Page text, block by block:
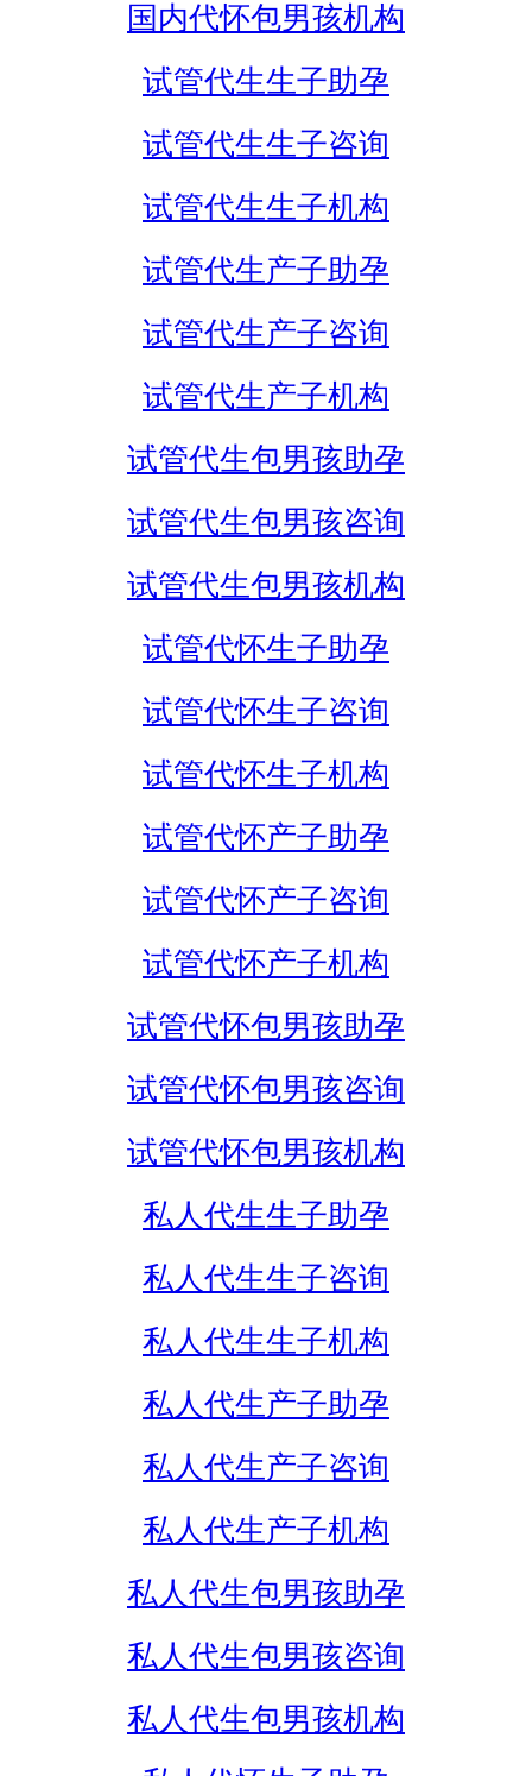
国内代怀包男孩机构
试管代生生子助孕
试管代生生子咨询
试管代生生子机构
试管代生产子助孕
试管代生产子咨询
试管代生产子机构
试管代生包男孩助孕
试管代生包男孩咨询
试管代生包男孩机构
试管代怀生子助孕
试管代怀生子咨询
试管代怀生子机构
试管代怀产子助孕
试管代怀产子咨询
试管代怀产子机构
试管代怀包男孩助孕
试管代怀包男孩咨询
试管代怀包男孩机构
私人代生生子助孕
私人代生生子咨询
私人代生生子机构
私人代生产子助孕
私人代生产子咨询
私人代生产子机构
私人代生包男孩助孕
私人代生包男孩咨询
私人代生包男孩机构